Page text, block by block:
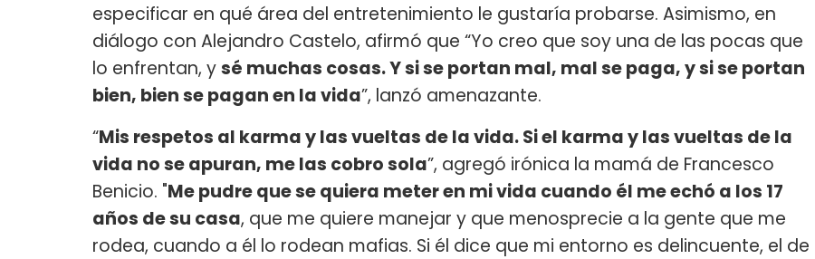
especificar en qué área del entretenimiento le gustaría probarse. Asimismo, en
diálogo con Alejandro Castelo, afirmó que “Yo creo que soy una de las pocas que
lo enfrentan, ysé muchas cosas. Y si se portan mal, mal se paga, y si se portan
bien, bien se pagan en la vida”, lanzó amenazante.
“Mis respetos al karma y las vueltas de la vida. Si el karma y las vueltas de la
vida no se apuran, me las cobro sola”, agregó irónica la mamá de Francesco
Benicio. "Me pudre que se quiera meter en mi vida cuando él me echó a los 17
años de su casa, que me quiere manejar y que menosprecie a la gente que me
rodea, cuando a él lo rodean mafias. Si él dice que mi entorno es delincuente, el de